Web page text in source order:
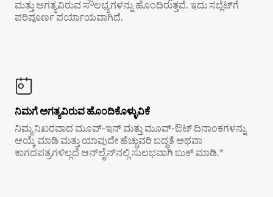
ಮತ್ತು ಅಗತ್ಯವಿರುವ ಸೌಲಭ್ಯಗಳನ್ನು ಹೊಂದಿರುತ್ತವೆ. ಇದು ಸಬ್ಲೆಟ್‌ಗೆ
ಪರಿಪೂರ್ಣ ಪರ್ಯಾಯವಾಗಿದೆ.
ನಿಮಗೆ ಅಗತ್ಯವಿರುವ ಹೊಂದಿಕೊಳ್ಳುವಿಕೆ
ನಿಮ್ಮ ನಿಖರವಾದ ಮೂವ್-ಇನ್ ಮತ್ತು ಮೂವ್-ಔಟ್ ದಿನಾಂಕಗಳನ್ನು
ಆಯ್ಕೆ ಮಾಡಿ ಮತ್ತು ಯಾವುದೇ ಹೆಚ್ಚುವರಿ ಬದ್ಧತೆ ಅಥವಾ
ಕಾಗದಪತ್ರಗಳಿಲ್ಲದೆ ಆನ್‌ಲೈನ್‌ನಲ್ಲಿ ಸುಲಭವಾಗಿ ಬುಕ್ ಮಾಡಿ.*